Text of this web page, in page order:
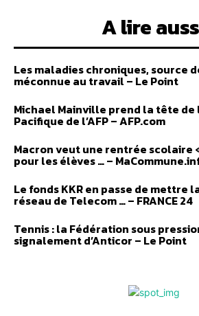
A lire
Les maladies chroniques, source
méconnue au travail – Le Point
Michael Mainville prend la tête de
Pacifique de l’AFP – AFP.com
Macron veut une rentrée scolaire
pour les élèves … –
Le fonds KKR en passe de mettre
réseau de Telecom … – FRANCE 24
Tennis : la Fédération sous
signalement d’Anticor – Le Point